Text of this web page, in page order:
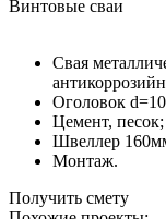
Винтовые сваи
Свая
Оголовок
Цемент, песок;
Швеллер
Монтаж.
Получить смету